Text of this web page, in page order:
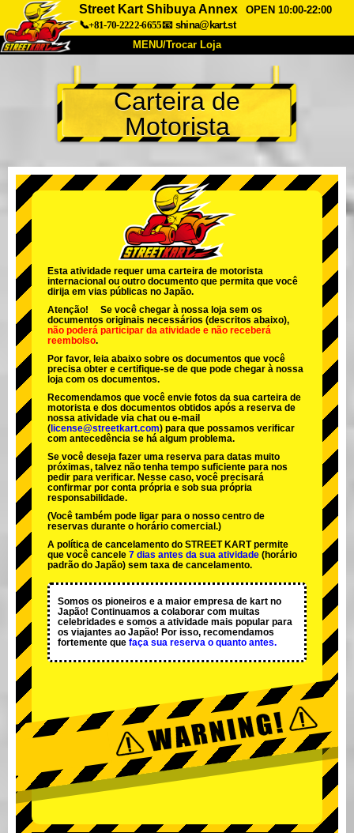
Street Kart Shibuya Annex
OPEN 10:00-22:00
📞+81-70-2222-6655📧 shina@kart.st
MENU/Trocar Loja
Sobre Especificações Preços
Acesso Opiniões FAQ
Trocar Loja
Tokyo Akihabara#1
Tokyo Akihabara#2
Tokyo Shibuya Annex Tokyo Bay
Tokyo Asakusa
Okinawa
Carteira de
Motorista
Esta atividade requer uma carteira de motorista
internacional ou outro documento que permita que você
dirija em vias públicas no Japão.
Atenção! Se você chegar à nossa loja sem os
documentos originais necessários (descritos abaixo),
não poderá participar da atividade e não receberá
reembolso.
Por favor, leia abaixo sobre os documentos que você
precisa obter e certifique-se de que pode chegar à nossa
loja com os documentos.
Recomendamos que você envie fotos da sua carteira de
motorista e dos documentos obtidos após a reserva de
nossa atividade via chat ou e-mail
( license@streetkart.com) para que possamos verificar
com antecedência se há algum problema.
Se você deseja fazer uma reserva para datas muito
próximas, talvez não tenha tempo suficiente para nos
pedir para verificar. Nesse caso, você precisará
confirmar por conta própria e sob sua própria
responsabilidade.
(Você também pode ligar para o nosso centro de
reservas durante o horário comercial.)
A política de cancelamento do STREET KART permite
que você cancele 7 dias antes da sua atividade (horário
padrão do Japão) sem taxa de cancelamento.
Somos os pioneiros e a maior empresa de kart no
Japão! Continuamos a colaborar com muitas
celebridades e somos a atividade mais popular para
os viajantes ao Japão! Por isso, recomendamos
fortemente que faça sua reserva o quanto antes.